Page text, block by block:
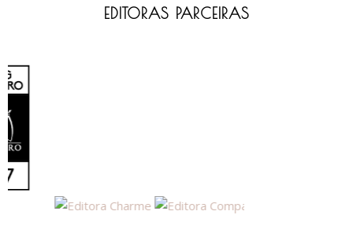
EDITORAS PARCEIRAS